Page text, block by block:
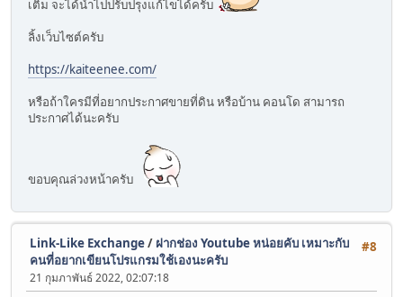
เติม จะได้นำไปปรับปรุงแก้ไขได้ครับ
ลิ้งเว็บไซต์ครับ
https://kaiteenee.com/
หรือถ้าใครมีที่อยากประกาศขายที่ดิน หรือบ้าน คอนโด สามารถ
ประกาศได้นะครับ
ขอบคุณล่วงหน้าครับ
#8
Link-Like Exchange/ ฝากช่อง Youtube หน่อยคับ เหมาะกับ
คนที่อยากเขียนโปรแกรมใช้เองนะครับ
21 กุมภาพันธ์ 2022, 02:07:18